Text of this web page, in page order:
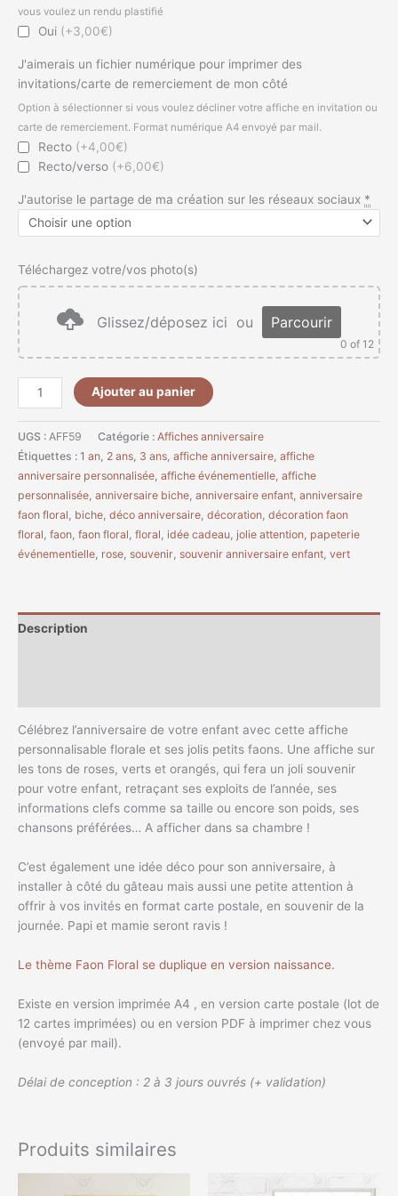
vous voulez un rendu plastifié
Oui (+3,00€)
J'aimerais un fichier numérique pour imprimer des
invitations/carte de remerciement de mon côté
Option à sélectionner si vous voulez décliner votre affiche en invitation ou
carte de remerciement. Format numérique A4 envoyé par mail.
Recto (+4,00€)
Recto/verso (+6,00€)
J'autorise le partage de ma création sur les réseaux sociaux *
Téléchargez votre/vos photo(s)
Glissez/déposez ici ou Parcourir
0 of 12
Ajouter au panier
UGS : AFF59 Catégorie : Affiches anniversaire
Étiquettes : 1 an 2 ans 3 ans affiche anniversaire affiche
anniversaire personnalisée affiche événementielle affiche
personnalisée anniversaire biche anniversaire enfant anniversaire
faon floral biche déco anniversaire décoration décoration faon
floral faon faon floral floral idée cadeau jolie attention papeterie
événementielle rose souvenir souvenir anniversaire enfant vert
Description
Célébrez l’anniversaire de votre enfant avec cette affiche
personnalisable florale et ses jolis petits faons. Une affiche sur
les tons de roses, verts et orangés, qui fera un joli souvenir
pour votre enfant, retraçant ses exploits de l’année, ses
informations clefs comme sa taille ou encore son poids, ses
chansons préférées… A afficher dans sa chambre !
C’est également une idée déco pour son anniversaire, à
installer à côté du gâteau mais aussi une petite attention à
offrir à vos invités en format carte postale, en souvenir de la
journée. Papi et mamie seront ravis !
Le thème Faon Floral se duplique en version naissance.
Existe en version imprimée A4 , en version carte postale (lot de
12 cartes imprimées) ou en version PDF à imprimer chez vous
(envoyé par mail).
Délai de conception : 2 à 3 jours ouvrés (+ validation)
Produits similaires
de
de